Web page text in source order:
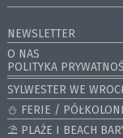
NEWSLETTER
O NAS
POLITYKA
SYLWESTER WE
⛄️ FERIE /
⛱️ PLAŻE I BEACH